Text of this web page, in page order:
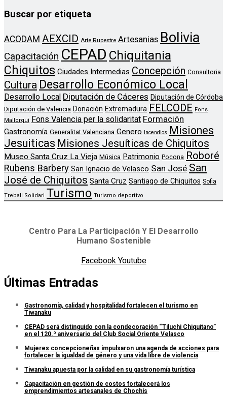
Buscar por etiqueta
ACODAM AEXCID Arte Rupestre Artesanias Bolivia
Capacitación CEPAD Chiquitania
Chiquitos Ciudades Intermedias Concepción Consultoria
Cultura Desarrollo Económico Local
Desarrollo Local Diputación de Cáceres Diputación de Córdoba
Diputación de Valencia Donación Extremadura FELCODE Fons
Mallorqui Fons Valencia per la solidaritat Formación
Gastronomía Generalitat Valenciana Genero Incendios Misiones
Jesuiticas Misiones Jesuíticas de Chiquitos
Museo Santa Cruz La Vieja Música Patrimonio Pocona Roboré
Rubens Barbery San Ignacio de Velasco San José San
José de Chiquitos Santa Cruz Santiago de Chiquitos Sofia
Treball Solidari Turismo Turismo deportivo
Centro Para La Participación Y El Desarrollo
Humano Sostenible
Facebook Youtube
Últimas Entradas
Gastronomía, calidad y hospitalidad fortalecen el turismo en
Tiwanaku
CEPAD será distinguido con la condecoración “Tiluchi Chiquitano”
en el 120.º aniversario del Club Social Oriente Velasco
Mujeres concepcioneñas impulsaron una agenda de acciones para
fortalecer la igualdad de género y una vida libre de violencia
Tiwanaku apuesta por la calidad en su gastronomía turística
Capacitación en gestión de costos fortalecerá los
emprendimientos artesanales de Chochís